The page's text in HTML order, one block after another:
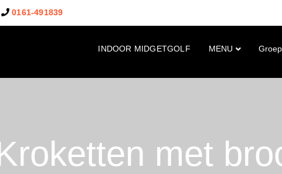
0161-491839
INDOOR MIDGETGOLF MENU
met